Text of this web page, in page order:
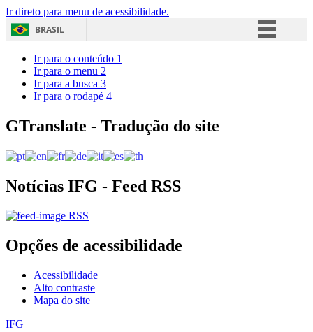
Ir direto para menu de acessibilidade.
BRASIL
Acesso à informação
Ir para o conteúdo 1
Ir para o menu 2
Ir para a busca 3
Ir para o rodapé 4
GTranslate - Tradução do site
Notícias IFG - Feed RSS
RSS
Opções de acessibilidade
Acessibilidade
Alto contraste
Mapa do site
IFG